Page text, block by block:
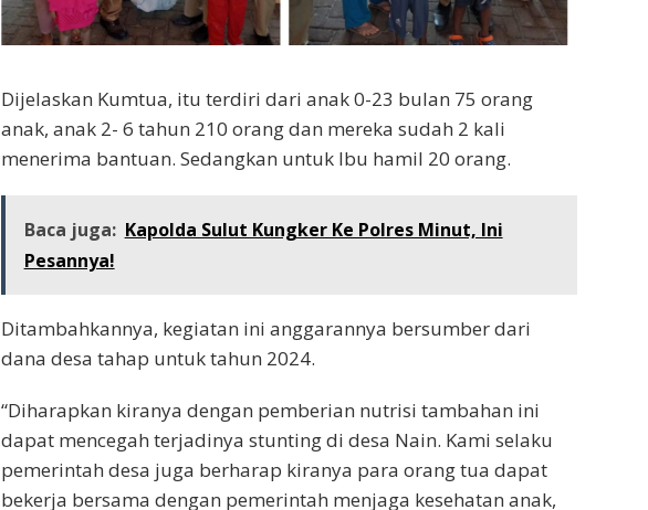
Dijelaskan Kumtua, itu terdiri dari anak 0-23 bulan 75 orang
anak, anak 2- 6 tahun 210 orang dan mereka sudah 2 kali
menerima bantuan. Sedangkan untuk Ibu hamil 20 orang.
Baca juga: Kapolda Sulut Kungker Ke Polres Minut, Ini
Pesannya!
Ditambahkannya, kegiatan ini anggarannya bersumber dari
dana desa tahap untuk tahun 2024.
“Diharapkan kiranya dengan pemberian nutrisi tambahan ini
dapat mencegah terjadinya stunting di desa Nain. Kami selaku
pemerintah desa juga berharap kiranya para orang tua dapat
bekerja bersama dengan pemerintah menjaga kesehatan anak,